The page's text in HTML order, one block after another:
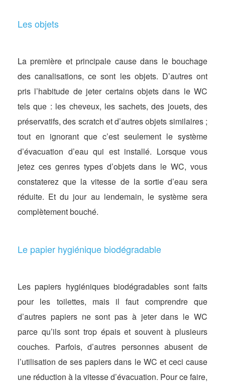
Les objets
La première et principale cause dans le bouchage
des canalisations, ce sont les objets. D’autres ont
pris l’habitude de jeter certains objets dans le WC
tels que : les cheveux, les sachets, des jouets, des
préservatifs, des scratch et d’autres objets similaires ;
tout en ignorant que c’est seulement le système
d’évacuation d’eau qui est installé. Lorsque vous
jetez ces genres types d’objets dans le WC, vous
constaterez que la vitesse de la sortie d’eau sera
réduite. Et du jour au lendemain, le système sera
complètement bouché.
Le papier hygiénique biodégradable
Les papiers hygiéniques biodégradables sont faits
pour les toilettes, mais il faut comprendre que
d’autres papiers ne sont pas à jeter dans le WC
parce qu’ils sont trop épais et souvent à plusieurs
couches. Parfois, d’autres personnes abusent de
l’utilisation de ses papiers dans le WC et ceci cause
une réduction à la vitesse d’évacuation. Pour ce faire,